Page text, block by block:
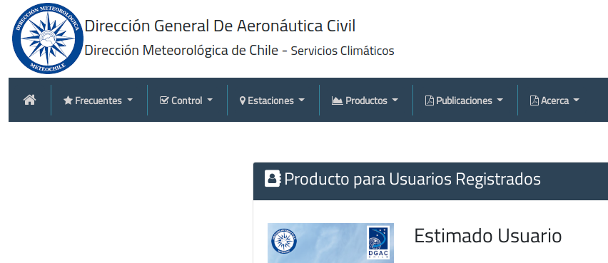
Frecuentes Control Estaciones Productos Publicaciones Acerca
Producto para Usuarios Registrados
Estimado Usuario